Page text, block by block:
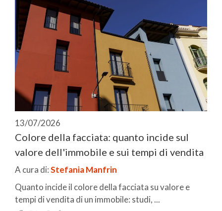
13/07/2026
Colore della facciata: quanto incide sul
valore dell'immobile e sui tempi di vendita
A cura di:Stefania Manfrin
Quanto incide il colore della facciata su valore e
tempi di vendita di un immobile: studi, ...